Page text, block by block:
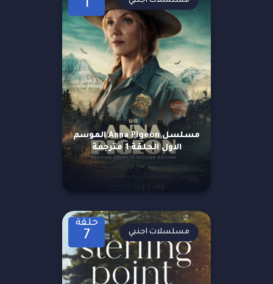
1
مسلسل Anna Pigeon الموسم
الاول الحلقة 1 مترجمة
حلقة
7 مسلسلات اجنبي